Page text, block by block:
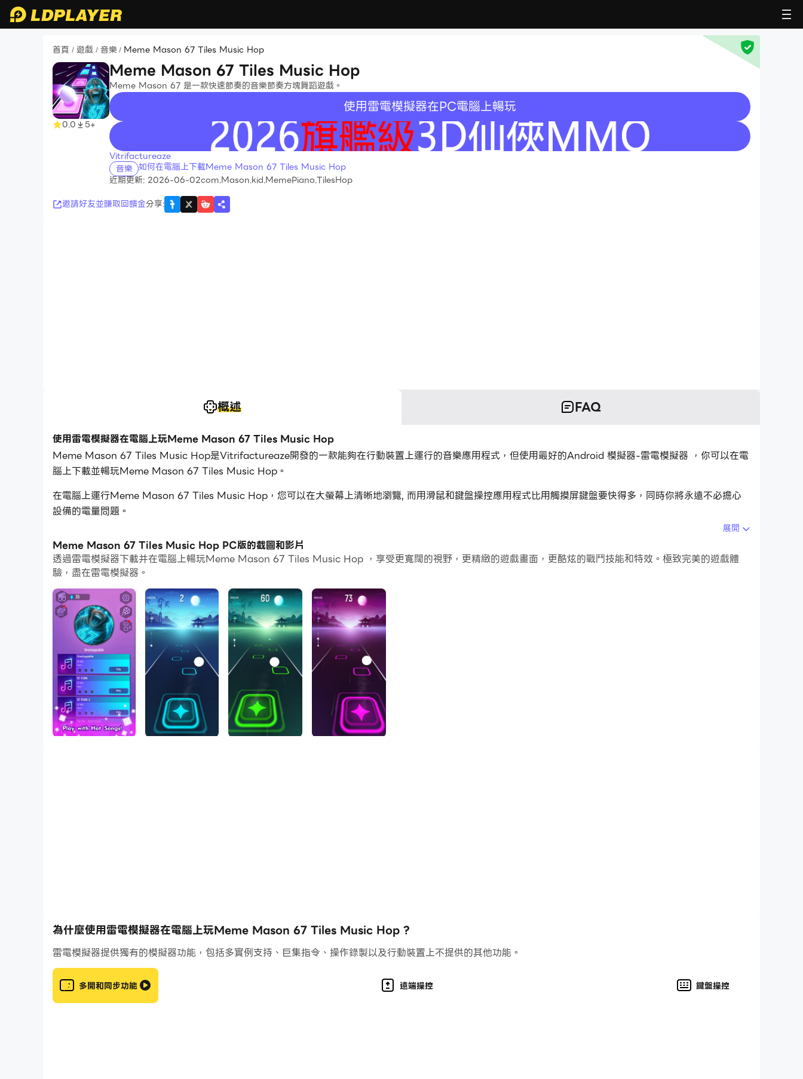
首頁 / 遊戲 / 音樂 / Meme Mason 67 Tiles Music Hop
0.0 5+
Meme Mason 67 Tiles Music Hop
Meme Mason 67 是一款快速節奏的音樂節奏方塊舞蹈遊戲。
使用雷電模擬器在PC電腦上暢玩
recommend
Vitrifactureaze
音樂 如何在電腦上下載Meme Mason 67 Tiles Music Hop
近期更新: 2026-06-02com.Mason.kid.MemePiano.TilesHop
邀請好友並賺取回饋金分享:
概述 FAQ
使用雷電模擬器在電腦上玩Meme Mason 67 Tiles Music Hop
Meme Mason 67 Tiles Music Hop是Vitrifactureaze開發的一款能夠在行動裝置上運行的音樂應用程式，但使用最好的Android 模擬器-雷電模擬器 ，你可以在電
腦上下載並暢玩Meme Mason 67 Tiles Music Hop。
在電腦上運行Meme Mason 67 Tiles Music Hop，您可以在大螢幕上清晰地瀏覽, 而用滑鼠和鍵盤操控應用程式比用觸摸屏鍵盤要快得多，同時你將永遠不必擔心
設備的電量問題。
通過多開和同步功能，你甚至可以在PC上運行多個應用程式和帳戶。
而文件互傳功能讓分享圖像、影片和文件也變得非常容易。
下載Meme Mason 67 Tiles Music Hop並在PC上運行。享受PC端的大螢幕和高畫質畫質吧!
Do you love rhythm games, music games, and exciting challenges?
Try Meme Mason 67 Tiles Music Hop, a fun and addictive music dance tile game where you jump from tile to tile perfectly synced with the beat 🎶
Test your reflexes, build high combos, and chase top scores in this fast-paced rhythm tile game. Enjoy energetic music and dance alongside popular
characters like 67 Kid Meme, with more coming soon!
🔥 KEY FEATURES
✔ Simple and fun gameplay: tap tiles to the rhythm 🎵
• Improve your score and master the beat
Meme Mason 67 Tiles Dance is perfect for fans of music rhythm games, dance games, and tile-based games.
👉 Download now and dance to the beat!
展開
Meme Mason 67 Tiles Music Hop PC版的截圖和影片
透過雷電模擬器下載并在電腦上暢玩Meme Mason 67 Tiles Music Hop ，享受更寬闊的視野，更精緻的遊戲畫面，更酷炫的戰鬥技能和特效。極致完美的遊戲體
驗，盡在雷電模擬器。
為什麼使用雷電模擬器在電腦上玩Meme Mason 67 Tiles Music Hop ?
雷電模擬器提供獨有的模擬器功能，包括多實例支持、巨集指令、操作錄製以及行動裝置上不提供的其他功能。
多開和同步功能 遠端操控 鍵盤操控